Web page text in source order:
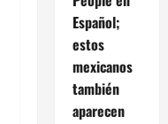
Español;
estos
mexicanos
también
aparecen